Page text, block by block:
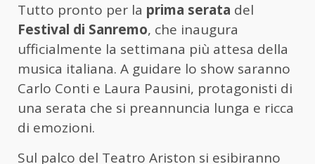
Tutto pronto per la prima serata del
Festival di Sanremo, che inaugura
ufficialmente la settimana più attesa della
musica italiana. A guidare lo show saranno
Carlo Conti e Laura Pausini, protagonisti di
una serata che si preannuncia lunga e ricca
di emozioni.
Sul palco del Teatro Ariston si esibiranno